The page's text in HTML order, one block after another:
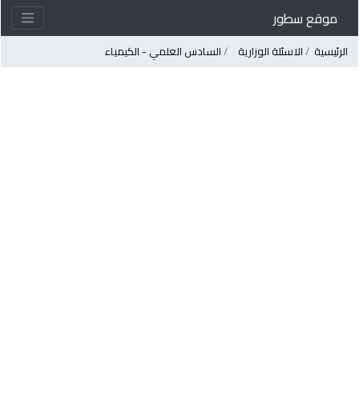
موقع سطور
الرئيسية الاسئلة الوزارية السادس العلمي - الكيمياء